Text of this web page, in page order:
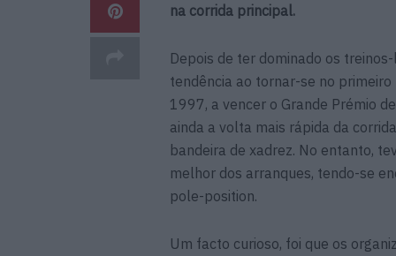
na corrida principal.
Depois de ter dominado os
tendência ao tornar-se no
1997, a vencer o Grande Prémio
ainda a volta mais rápida da
bandeira de xadrez. No entanto,
melhor dos arranques, tendo-se
pole-position.
Um facto curioso, foi que os